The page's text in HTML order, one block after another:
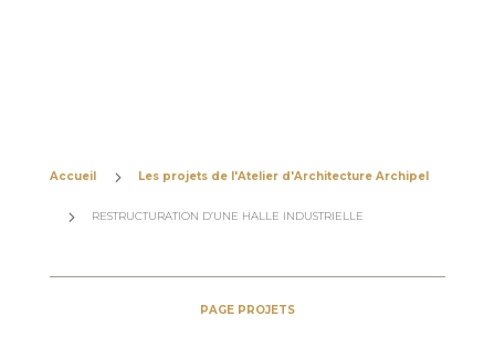
Accueil 5 Les projets de l'Atelier d'Architecture Archipel
5 RESTRUCTURATION D’UNE HALLE INDUSTRIELLE
PAGE PROJETS